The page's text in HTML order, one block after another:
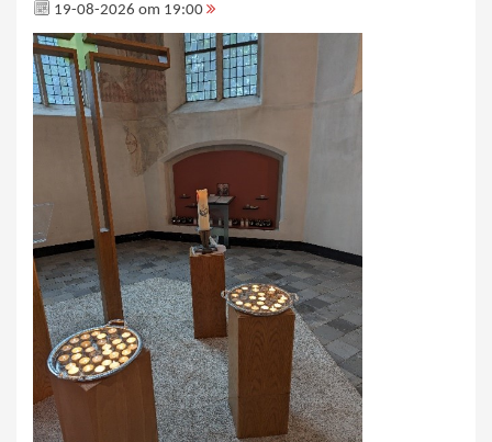
19-08-2026 om 19:00